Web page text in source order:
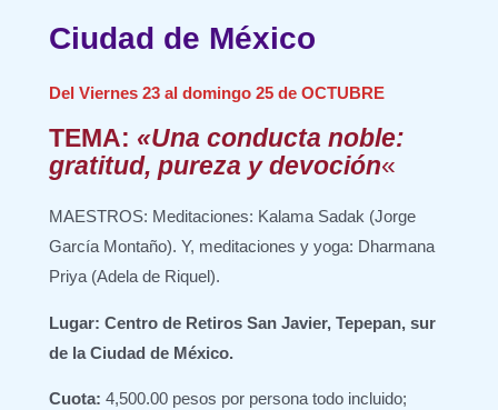
Ciudad de México
Del Viernes 23 al domingo 25 de OCTUBRE
TEMA: «Una conducta noble:
gratitud, pureza y devoción«
MAESTROS: Meditaciones: Kalama Sadak (Jorge
García Montaño). Y, meditaciones y yoga: Dharmana
Priya (Adela de Riquel).
Lugar: Centro de Retiros San Javier, Tepepan, sur
de la Ciudad de México.
Cuota: 4,500.00 pesos por persona todo incluido;